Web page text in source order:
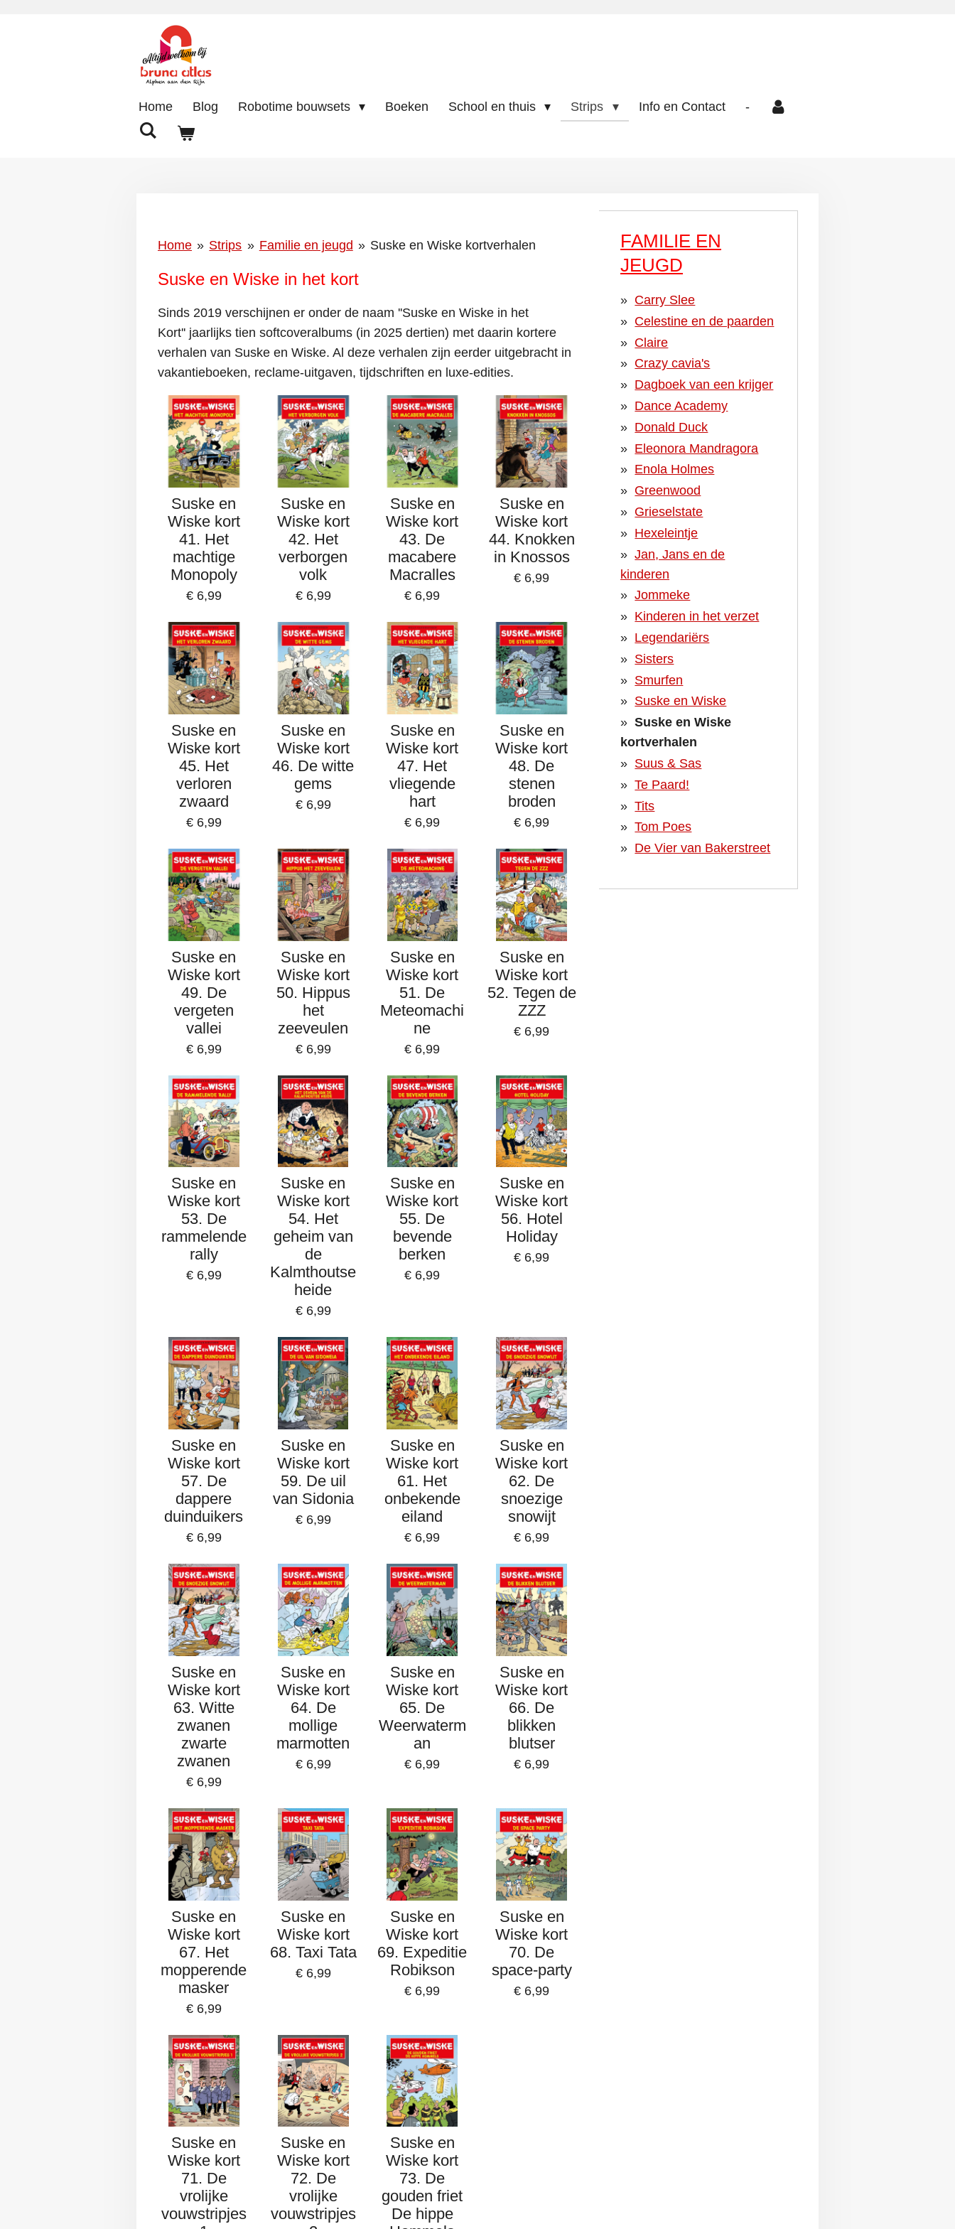
Home Blog Robotime bouwsets Boeken School en thuis Strips Info en Contact -
Home » Strips » Familie en jeugd » Suske en Wiske kortverhalen
Suske en Wiske in het kort
Sinds 2019 verschijnen er onder de naam ''Suske en Wiske in het
Kort'' jaarlijks tien softcoveralbums (in 2025 dertien) met daarin kortere
verhalen van Suske en Wiske. Al deze verhalen zijn eerder uitgebracht in
vakantieboeken, reclame-uitgaven, tijdschriften en luxe-edities.
Suske en
Wiske kort
41. Het
machtige
Monopoly
€ 6,99
Suske en
Wiske kort
42. Het
verborgen
volk
€ 6,99
Suske en
Wiske kort
43. De
macabere
Macralles
€ 6,99
Suske en
Wiske kort
44. Knokken
in Knossos
€ 6,99
Suske en
Wiske kort
45. Het
verloren
zwaard
€ 6,99
Suske en
Wiske kort
46. De witte
gems
€ 6,99
Suske en
Wiske kort
47. Het
vliegende
hart
€ 6,99
Suske en
Wiske kort
48. De
stenen
broden
€ 6,99
Suske en
Wiske kort
49. De
vergeten
vallei
€ 6,99
Suske en
Wiske kort
50. Hippus
het
zeeveulen
€ 6,99
Suske en
Wiske kort
51. De
Meteomachi
ne
€ 6,99
Suske en
Wiske kort
52. Tegen de
ZZZ
€ 6,99
Suske en
Wiske kort
53. De
rammelende
rally
€ 6,99
Suske en
Wiske kort
54. Het
geheim van
de
Kalmthoutse
heide
€ 6,99
Suske en
Wiske kort
55. De
bevende
berken
€ 6,99
Suske en
Wiske kort
56. Hotel
Holiday
€ 6,99
Suske en
Wiske kort
57. De
dappere
duinduikers
€ 6,99
Suske en
Wiske kort
59. De uil
van Sidonia
€ 6,99
Suske en
Wiske kort
61. Het
onbekende
eiland
€ 6,99
Suske en
Wiske kort
62. De
snoezige
snowijt
€ 6,99
Suske en
Wiske kort
63. Witte
zwanen
zwarte
zwanen
€ 6,99
Suske en
Wiske kort
64. De
mollige
marmotten
€ 6,99
Suske en
Wiske kort
65. De
Weerwaterm
an
€ 6,99
Suske en
Wiske kort
66. De
blikken
blutser
€ 6,99
Suske en
Wiske kort
67. Het
mopperende
masker
€ 6,99
Suske en
Wiske kort
68. Taxi Tata
€ 6,99
Suske en
Wiske kort
69. Expeditie
Robikson
€ 6,99
Suske en
Wiske kort
70. De
space-party
€ 6,99
Suske en
Wiske kort
71. De
vrolijke
vouwstripjes
Suske en
Wiske kort
72. De
vrolijke
vouwstripjes
Suske en
Wiske kort
73. De
gouden friet
De hippe
FAMILIE EN
JEUGD
Carry Slee
Celestine en de paarden
Claire
Crazy cavia's
Dagboek van een krijger
Dance Academy
Donald Duck
Eleonora Mandragora
Enola Holmes
Greenwood
Grieselstate
Hexeleintje
Jan, Jans en de
kinderen
Jommeke
Kinderen in het verzet
Legendariërs
Sisters
Smurfen
Suske en Wiske
Suske en Wiske
kortverhalen
Suus & Sas
Te Paard!
Tits
Tom Poes
De Vier van Bakerstreet